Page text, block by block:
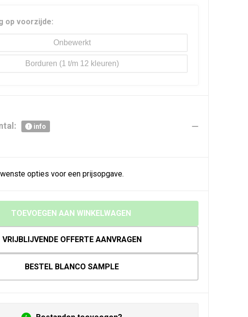
op voorzijde:
Onbewerkt
Borduren
info
opties voor een prijsopgave.
TOEVOEGEN AAN WINKELWAGEN
VRIJBLIJVENDE OFFERTE AANVRAGEN
BESTEL BLANCO SAMPLE